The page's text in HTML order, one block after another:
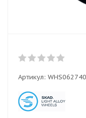
Артикул: WHS062740